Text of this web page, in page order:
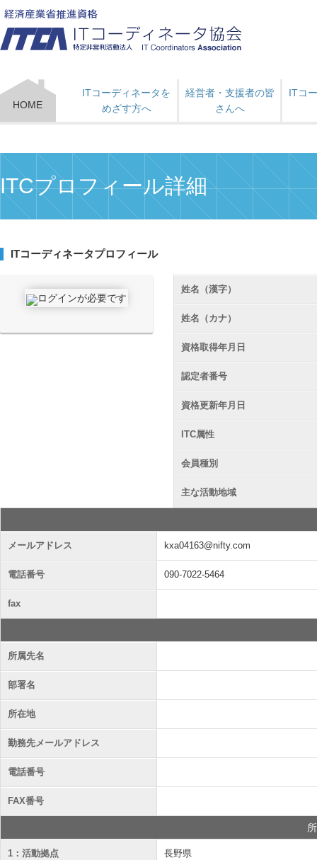
HOME
ITコーディネータを
めざす方へ
経営者・支援者の皆
さんへ
ITコ
ITCプロフィール詳細
ITコーディネータプロフィール
ログインが必要です
姓名（漢字）
姓名（カナ）
資格取得年月日
認定者番号
資格更新年月日
ITC属性
会員種別
主な活動地域
メールアドレス kxa04163@nifty.com
電話番号 090-7022-5464
fax
所属先名
部署名
所在地
勤務先メールアドレス
電話番号
FAX番号
1：活動拠点 長野県